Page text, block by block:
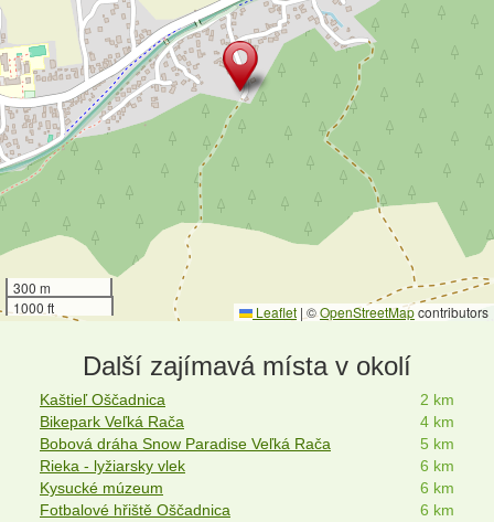
300 m
1000 ft
Leaflet | ©OpenStreetMapcontributors
Další zajímavá místa v okolí
Kaštieľ Oščadnica
2 km
Bikepark Veľká Rača
4 km
Bobová dráha Snow Paradise Veľká Rača
5 km
Rieka - lyžiarsky vlek
6 km
Kysucké múzeum
6 km
Fotbalové hřiště Oščadnica
6 km